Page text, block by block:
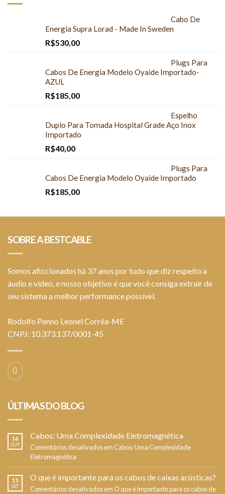
Cabo De
Energia Supra Lorad - Made In Sweden
R$530,00
Plugs Para
Cabos De Energia Modelo Oyaide Importado-
AZUL
R$185,00
Espelho
Duplo Para Tomada Hospital Grade Aço Inox
Importado
R$40,00
Plugs Para
Cabos De Energia Modelo Oyaide Importado
R$185,00
SOBRE A BESTCABLE
Somos aficcionados há 37 anos por tudo que diz respeito a
áudio e vídeo, e nosso objetivo é que você consiga extrair de
seu sistema a melhor performance possível.
Rodolfo Penno Leonel Corrêa-ME
CNPJ: 10.373.137/0001-45
ÚLTIMAS DO BLOG
16
OUT
Cabos: Uma Complexidade Eletromagnética
Comentários desativadosem Cabos: Uma Complexidade
Eletromagnética
15
SET
O que é importante para os cabos de caixas acústicas?
Comentários desativadosem O que é importante para os cabos de